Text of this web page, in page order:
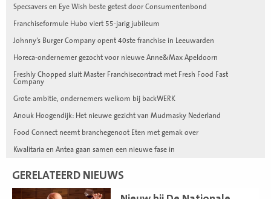
Specsavers en Eye Wish beste getest door Consumentenbond
Franchiseformule Hubo viert 55-jarig jubileum
Johnny’s Burger Company opent 40ste franchise in Leeuwarden
Horeca-ondernemer gezocht voor nieuwe Anne&Max Apeldoorn
Freshly Chopped sluit Master Franchisecontract met Fresh Food Fast
Company
Grote ambitie, ondernemers welkom bij backWERK
Anouk Hoogendijk: Het nieuwe gezicht van Mudmasky Nederland
Food Connect neemt branchegenoot Eten met gemak over
Kwalitaria en Antea gaan samen een nieuwe fase in
GERELATEERD NIEUWS